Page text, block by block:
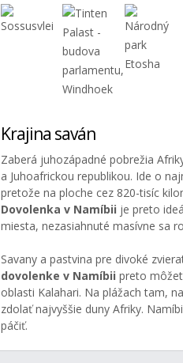
Krajina saván
Zaberá juhozápadné pobrežia
a Juhoafrickou republikou. Ide o
pretože na ploche cez 820-tisíc
Dovolenka v Namíbii je preto
miesta, nezasiahnuté masívne sa
Savany a pastvina pre divoké
dovolenke v Namíbii preto
oblasti Kalahari. Na plážach tam,
zdolať najvyššie duny Afriky.
páčiť.